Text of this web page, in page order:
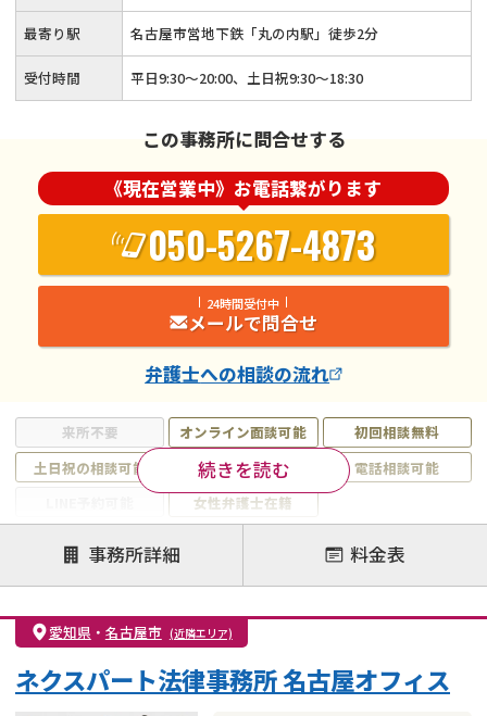
来所不要 オンライン面談可能
初回相談無料
土日祝の相談可能
19時以降電話可能
電話相談可能
女性弁護士在籍
注力案件
離婚前相談
離婚調停
離婚裁判
親権・面会交流権
DV
モラハラ
不貞・不倫慰謝料請求
国際離婚
財産分与
内縁の夫婦 熟年離婚
続きを読む
最寄り駅 名古屋市営地下鉄「丸の内駅」徒歩2分
受付時間 平日9:30～20:00、土日祝9:30～18:30
この事務所に問合せする
《現在営業中》お電話繋がります
050-5267-4873
24時間受付中
メールで問合せ
弁護士への相談の流れ
事務所詳細 料金表
愛知県 ・ 名古屋市 (近隣エリア)
ネクスパート法律事務所 名古屋オフィス